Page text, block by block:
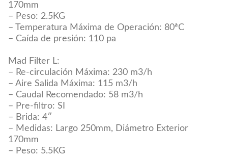
170mm
– Peso: 2.5KG
– Temperatura Máxima de Operación: 80ªC
– Caída de presión: 110 pa
Mad Filter L:
– Re-circulación Máxima: 230 m3/h
– Aire Salida Máxima: 115 m3/h
– Caudal Recomendado: 58 m3/h
– Pre-filtro: SI
– Brida: 4″
– Medidas: Largo 250mm, Diámetro Exterior
170mm
– Peso: 5.5KG